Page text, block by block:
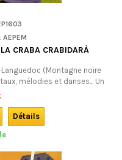
AEPEM
CRABA CRABIDARÀ
(Montagne noire
mélodies et danses... Un
et d'entrain.
Détails